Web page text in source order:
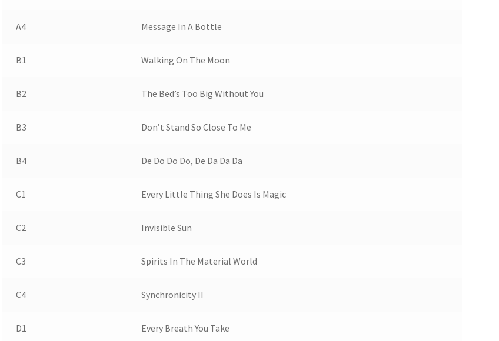
A4 Message In A Bottle
B1 Walking On The Moon
B2 The Bed’s Too Big Without You
B3 Don’t Stand So Close To Me
B4 De Do Do Do, De Da Da Da
C1 Every Little Thing She Does Is Magic
C2 Invisible Sun
C3 Spirits In The Material World
C4 Synchronicity II
D1 Every Breath You Take